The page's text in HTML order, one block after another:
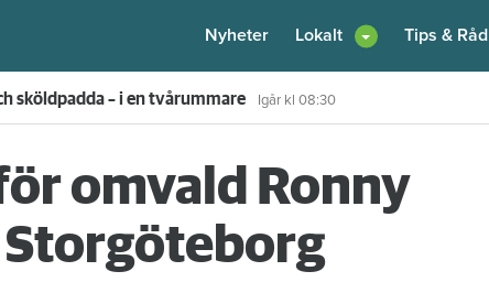
Nyheter Lokalt Tips & Råd
– 40 år senare: "Flera fina fördelar med att dela bostad"
omvald Ronny
Storgöteborg